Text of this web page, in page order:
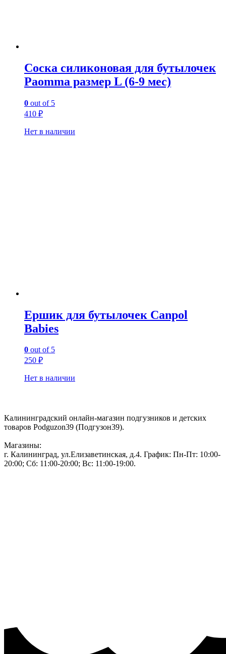
Соска силиконовая для бутылочек
Paomma размер L (6-9 мес)
0 out of 5
410 ₽
Нет в наличии
Ершик для бутылочек Canpol
Babies
0 out of 5
250 ₽
Нет в наличии
Калининградский онлайн-магазин подгузников и детских
товаров Podguzon39 (Подгузон39).
Магазины:
г. Калининград, ул.Елизаветинская, д.4. График: Пн-Пт: 10:00-
20:00; Сб: 11:00-20:00; Вс: 11:00-19:00.